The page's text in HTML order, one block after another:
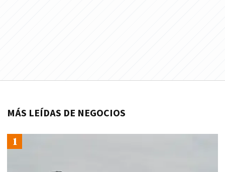
MÁS LEÍDAS DE NEGOCIOS